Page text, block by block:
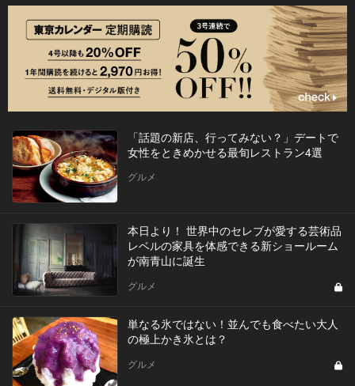
「話題の新店、行ってみない？」デートで
女性をときめかせる最旬レストラン4選
グルメ
本日より！ 世界中のセレブが愛する芸術品
レベルの家具を体感できる新ショールーム
が南青山に誕生
グルメ
単なる氷ではない！並んでも食べたい大人
の極上かき氷とは？
グルメ